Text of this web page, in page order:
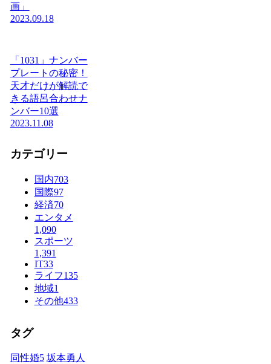
画」
2023.09.18
「1031」ナンバー
プレートの秘密！
天才だけが解読で
きる語呂合わせナ
ンバー10選
2023.11.08
カテゴリー
国内703
国際97
経済70
エンタメ
1,090
スポーツ
1,391
IT33
ライフ135
地域1
その他433
タグ
同性婚5 坂本勇人